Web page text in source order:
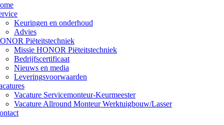
Keuringen en onderhoud
Advies
Piëteitstechniek
Missie HONOR Piëteitstechniek
Bedrijfscertificaat
Nieuws en media
Leveringsvoorwaarden
Vacature Servicemonteur-Keurmeester
Vacature Allround Monteur Werktuigbouw/Lasser